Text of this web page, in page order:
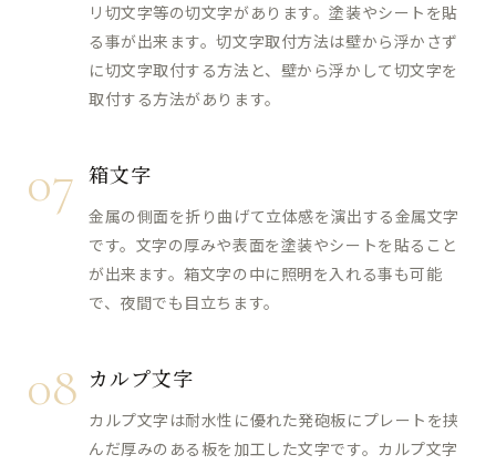
リ切文字等の切文字があります。塗装やシートを貼
る事が出来ます。切文字取付方法は壁から浮かさず
に切文字取付する方法と、壁から浮かして切文字を
取付する方法があります。
07 箱文字
金属の側面を折り曲げて立体感を演出する金属文字
です。文字の厚みや表面を塗装やシートを貼ること
が出来ます。箱文字の中に照明を入れる事も可能
で、夜間でも目立ちます。
08 カルプ文字
カルプ文字は耐水性に優れた発砲板にプレートを挟
んだ厚みのある板を加工した文字です。カルプ文字